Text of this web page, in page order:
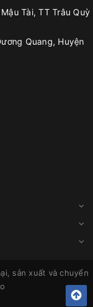
Tài, TT Trâu Quỳ
Quang, Huyện
sản xuất và chuyển